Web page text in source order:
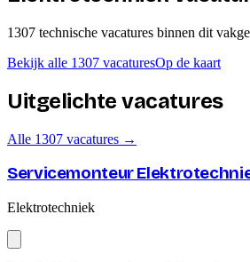
1307 technische vacatures binnen dit
Bekijk alle 1307 vacaturesOp de kaart
Uitgelichte vacatures
Alle 1307 vacatures →
Servicemonteur
Elektrotechniek